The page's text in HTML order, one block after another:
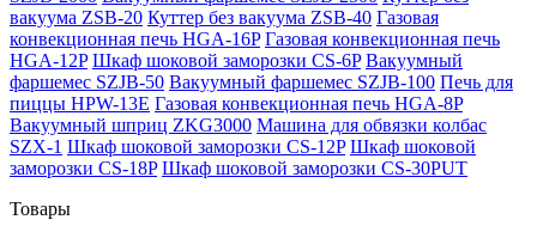
вакуума ZSB-20 Куттер без вакуума ZSB-40 Газовая
конвекционная печь HGA-16P Газовая конвекционная печь
HGA-12P Шкаф шоковой заморозки CS-6P Вакуумный
фаршемес SZJB-50 Вакуумный фаршемес SZJB-100 Печь для
пиццы HPW-13E Газовая конвекционная печь HGA-8P
Вакуумный шприц ZKG3000 Машина для обвязки колбас
SZX-1 Шкаф шоковой заморозки CS-12P Шкаф шоковой
заморозки CS-18P Шкаф шоковой заморозки CS-30PUT
Товары